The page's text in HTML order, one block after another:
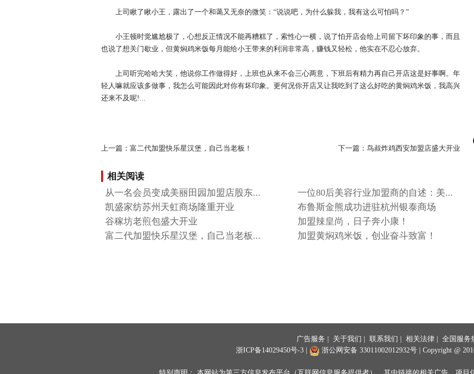
上司瞅了瞅小王，露出了一个和蔼又无奈的微笑：“说说吧，为什么躲我，我有这么可怕吗？”
小王顿时觉尴尬极了，心想反正情况不能再糟糕了，索性心一横，说了怕开店会给上司留下坏印象的事，而且
也说了想关门歇业，但黄焖鸡米饭每月能给小王带来的利润非常高，赚钱又轻松，他实在不忍心放弃。
上司听完哈哈大笑，他说你工作做得好，上班也从来不会三心两意，下班后有精力再自己开店这是好事啊。年
轻人嘛就应该多做事，我怎么可能因此对你有坏印象。更何况你开店又让我吃到了这么好吃的黄焖鸡米饭，我高兴
还来不及呢!...
下一篇：鸟叔炸鸡西安加盟店盛大开业
上一篇：富二代加盟快乐星汉堡，自己当老板！
相关阅读
从一名会员变成美丽田园加盟店股东...
一位80后美容行业加盟商的自述：美...
凯盛家纺苏州天虹商场隆重开业
布鲁斯金熊成功进驻杭州银泰商场
谷稼坊老煎包盛大开业
加盟辣皇尚，日子奔小康！
富二代加盟快乐星汉堡，自己当老板...
加盟黄焖鸡米饭，创业奋斗致富！
广告服务 关于我们 |联系我们 |相关法律 | 全国服务
浙ICP备14029450号-3
浙公网安备 33011002012932号 | Copyright @